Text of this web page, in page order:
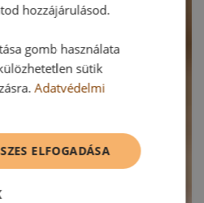
hozzájárulásod.
gomb használata
sütik
Adatvédelmi
ELFOGADÁSA